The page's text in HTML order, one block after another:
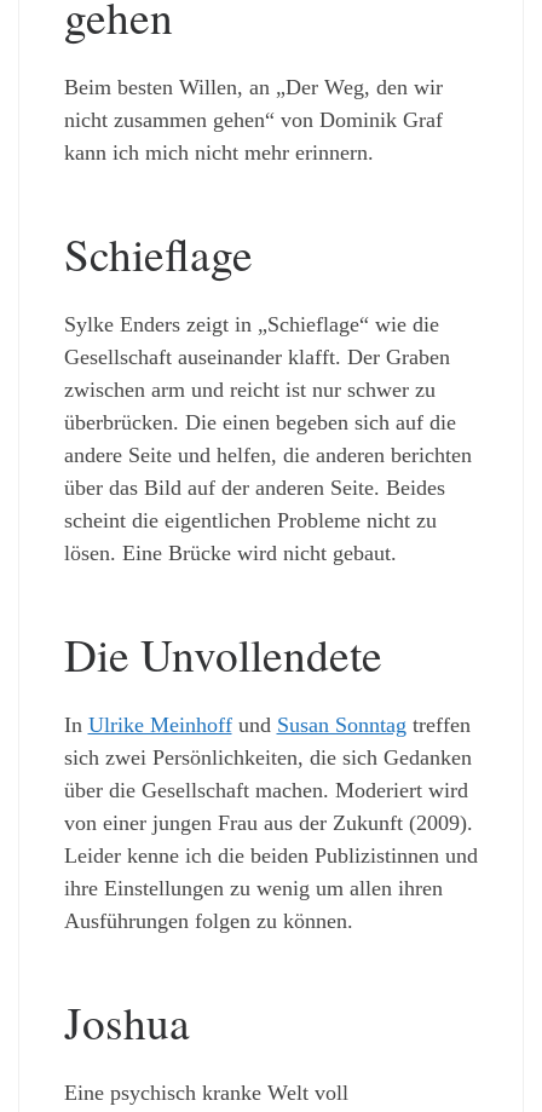
gehen
Beim besten Willen, an „Der Weg, den wir
nicht zusammen gehen“ von Dominik Graf
kann ich mich nicht mehr erinnern.
Schieflage
Sylke Enders zeigt in „Schieflage“ wie die
Gesellschaft auseinander klafft. Der Graben
zwischen arm und reicht ist nur schwer zu
überbrücken. Die einen begeben sich auf die
andere Seite und helfen, die anderen berichten
über das Bild auf der anderen Seite. Beides
scheint die eigentlichen Probleme nicht zu
lösen. Eine Brücke wird nicht gebaut.
Die Unvollendete
In Ulrike Meinhoffund Susan Sonntag treffen
sich zwei Persönlichkeiten, die sich Gedanken
über die Gesellschaft machen. Moderiert wird
von einer jungen Frau aus der Zukunft (2009).
Leider kenne ich die beiden Publizistinnen und
ihre Einstellungen zu wenig um allen ihren
Ausführungen folgen zu können.
Joshua
Eine psychisch kranke Welt voll